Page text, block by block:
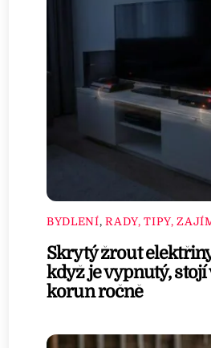
BYDLENÍ,RADY, TIPY,
Skrytý žrout
když je vypnutý, stojí
korun ročně